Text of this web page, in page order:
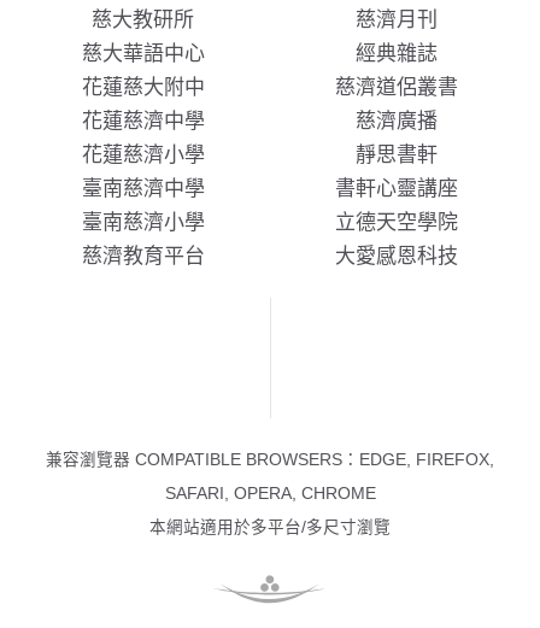
慈大教研所
慈大華語中心
花蓮慈大附中
花蓮慈濟中學
花蓮慈濟小學
臺南慈濟中學
臺南慈濟小學
慈濟教育平台
慈濟月刊
經典雜誌
慈濟道侶叢書
慈濟廣播
靜思書軒
書軒心靈講座
立德天空學院
大愛感恩科技
兼容瀏覽器 COMPATIBLE BROWSERS：EDGE, FIREFOX,
SAFARI, OPERA, CHROME
本網站適用於多平台/多尺寸瀏覽